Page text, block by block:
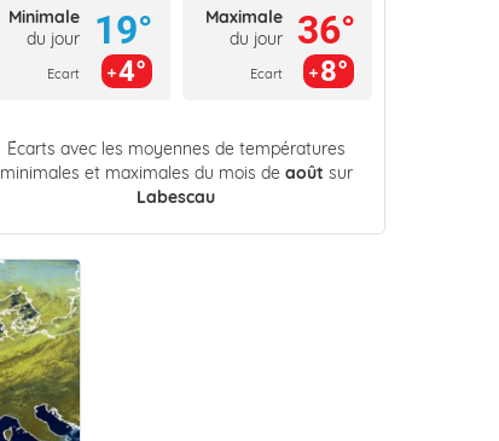
Minimale
du jour
Ecart
19°
4°
Maximale
du jour
Ecart
36°
8°
Écarts avec les moyennes de températures
minimales et maximales du mois de août sur
Labescau